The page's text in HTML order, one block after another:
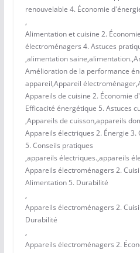
renouvelable 4. Économie
,
Alimentation et cuisine 2.
électroménagers 4. Astuces
,alimentation saine,alimentation.,
Amélioration de la performance
appareil,Appareil électroménager,
Appareils de cuisine 2. Économie
Efficacité énergétique 5. Astuces
,Appareils de cuisson,appareils
Appareils électriques 2. Énergie 3.
5. Conseils pratiques
,appareils électriques.,appareils
Appareils électroménagers 2.
Alimentation 5. Durabilité
,
Appareils électroménagers 2.
Durabilité
,
Appareils électroménagers 2.